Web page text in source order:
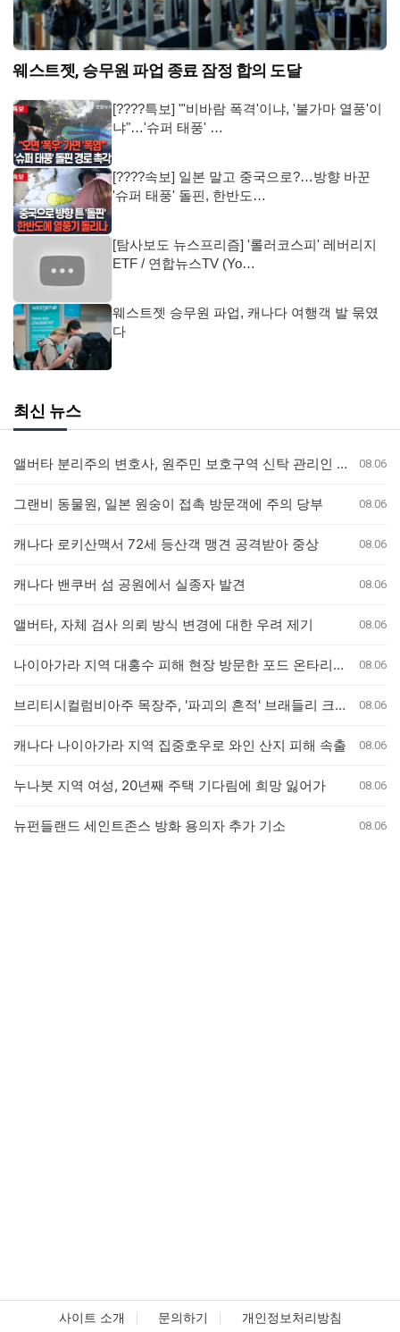
웨스트젯, 승무원 파업 종료 잠정 합의 도달
[????특보] "'비바람 폭격'이냐, '불가마 열풍'이
냐"…'슈퍼 태풍' …
[????속보] 일본 말고 중국으로?…방향 바꾼
'슈퍼 태풍' 돌핀, 한반도…
[탐사보도 뉴스프리즘] '롤러코스피' 레버리지
ETF / 연합뉴스TV (Yo…
웨스트젯 승무원 파업, 캐나다 여행객 발 묶였
다
최신 뉴스
앨버타 분리주의 변호사, 원주민 보호구역 신탁 관리인 직위 박탈 명령에 불복 항소 08.06
그랜비 동물원, 일본 원숭이 접촉 방문객에 주의 당부 08.06
캐나다 로키산맥서 72세 등산객 맹견 공격받아 중상 08.06
캐나다 밴쿠버 섬 공원에서 실종자 발견 08.06
앨버타, 자체 검사 의뢰 방식 변경에 대한 우려 제기 08.06
나이아가라 지역 대홍수 피해 현장 방문한 포드 온타리오 주총리, 재정 지원 발표는 없어 08.06
브리티시컬럼비아주 목장주, '파괴의 흔적' 브래들리 크릭 산불로 집 잃은 참상 증언 08.06
캐나다 나이아가라 지역 집중호우로 와인 산지 피해 속출 08.06
누나붓 지역 여성, 20년째 주택 기다림에 희망 잃어가 08.06
뉴펀들랜드 세인트존스 방화 용의자 추가 기소 08.06
사이트 소개 문의하기 개인정보처리방침